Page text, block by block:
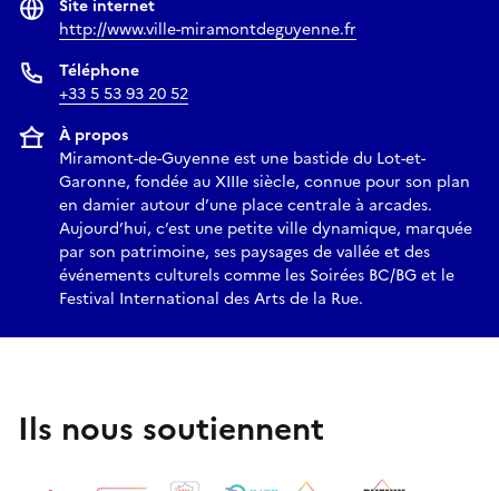
Site internet
http://www.ville-miramontdeguyenne.fr
Téléphone
+33 5 53 93 20 52
À propos
Miramont-de-Guyenne est une bastide du Lot-et-
Garonne, fondée au XIIIe siècle, connue pour son plan
en damier autour d’une place centrale à arcades.
Aujourd’hui, c’est une petite ville dynamique, marquée
par son patrimoine, ses paysages de vallée et des
événements culturels comme les Soirées BC/BG et le
Festival International des Arts de la Rue.
Ils nous soutiennent